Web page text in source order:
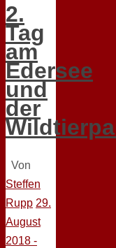
2.
Tag
am
Edersee
und
der
Von
Steffen
Rupp 29.
August
2018 -